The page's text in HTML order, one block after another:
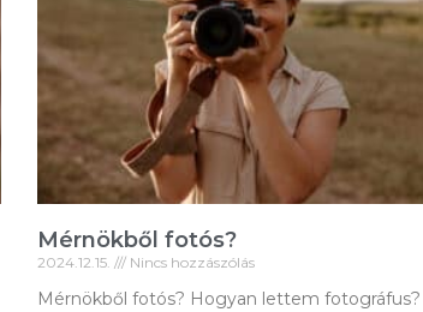
Mérnökből fotós?
2024.12.15. Nincs hozzászólás
Mérnökből fotós? Hogyan lettem fotográfus?